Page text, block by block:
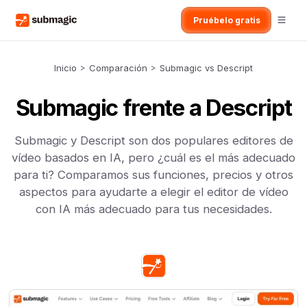
Pruébelo gratis
Inicio > Comparación > Submagic vs Descript
Submagic frente a Descript
Submagic y Descript son dos populares editores de
vídeo basados en IA, pero ¿cuál es el más adecuado
para ti? Comparamos sus funciones, precios y otros
aspectos para ayudarte a elegir el editor de vídeo
con IA más adecuado para tus necesidades.